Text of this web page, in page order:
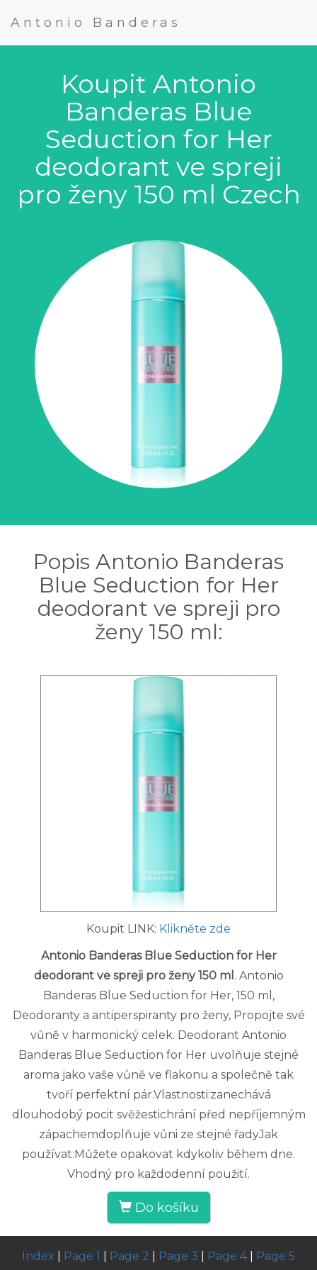
Antonio Banderas
Koupit Antonio
Banderas Blue
Seduction for Her
deodorant ve spreji
pro ženy 150 ml Czech
Popis Antonio Banderas
Blue Seduction for Her
deodorant ve spreji pro
ženy 150 ml:
Koupit LINK: Klikněte zde
Antonio Banderas Blue Seduction for Her
deodorant ve spreji pro ženy 150 ml . Antonio
Banderas Blue Seduction for Her, 150 ml,
Deodoranty a antiperspiranty pro ženy, Propojte své
vůně v harmonický celek. Deodorant Antonio
Banderas Blue Seduction for Her uvolňuje stejné
aroma jako vaše vůně ve flakonu a společně tak
tvoří perfektní pár.Vlastnosti:zanechává
dlouhodobý pocit svěžestichrání před nepříjemným
zápachemdoplňuje vůni ze stejné řadyJak
používat:Můžete opakovat kdykoliv během dne.
Vhodný pro každodenní použití.
Do košíku
Index Page 1 Page 2 Page 3 Page 4| Page 5